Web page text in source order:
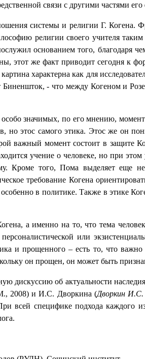
связи с другими частями
системы и религии Г. Когена.
религии своего учителя таким
основанием того, благодаря
этот же факт приводит сегодня к
характерна как для
Биненшток, - что между Когеном и
значимых, по его мнению,
но этос самого этика. Этос же он
важный момент состоит в защите
учение о человеке, но при
Кроме того, Пома выделяет еще
требование Когена
в политике. Также в этике
а именно на то, что тема
или
и прощенного – есть то, что
он прощен, он может быть
дискуссию об актуальности
2008)и И.С. Дворкина (Дворкин И.С.
всей специфике подхода каждого